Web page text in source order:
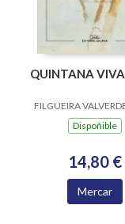
QUINTANA
FILGUEIRA
Dispoñible
14,80 €
Mercar